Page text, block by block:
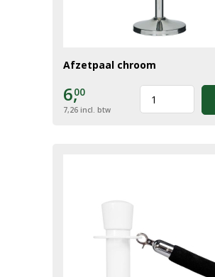
Afzetpaal chroom
6,00
7,26 incl. btw